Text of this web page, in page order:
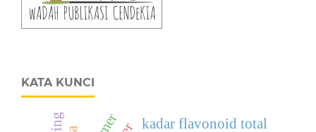
KATA KUNCI
kadar flavonoid total